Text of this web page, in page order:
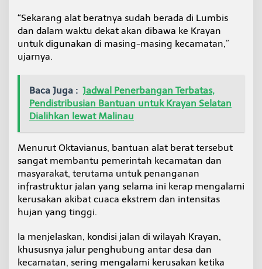
g
e
r
a
a
d
i
D
a
t
a
n
T
g
i
K
“Sekarang alat beratnya sudah berada di Lumbis
dan dalam waktu dekat akan dibawa ke Krayan
untuk digunakan di masing-masing kecamatan,”
ujarnya.
Baca Juga : Jadwal Penerbangan Terbatas,
Pendistribusian Bantuan untuk Krayan Selatan
Dialihkan lewat Malinau
Menurut Oktavianus, bantuan alat berat tersebut
sangat membantu pemerintah kecamatan dan
masyarakat, terutama untuk penanganan
infrastruktur jalan yang selama ini kerap mengalami
kerusakan akibat cuaca ekstrem dan intensitas
hujan yang tinggi.
Ia menjelaskan, kondisi jalan di wilayah Krayan,
khususnya jalur penghubung antar desa dan
kecamatan, sering mengalami kerusakan ketika